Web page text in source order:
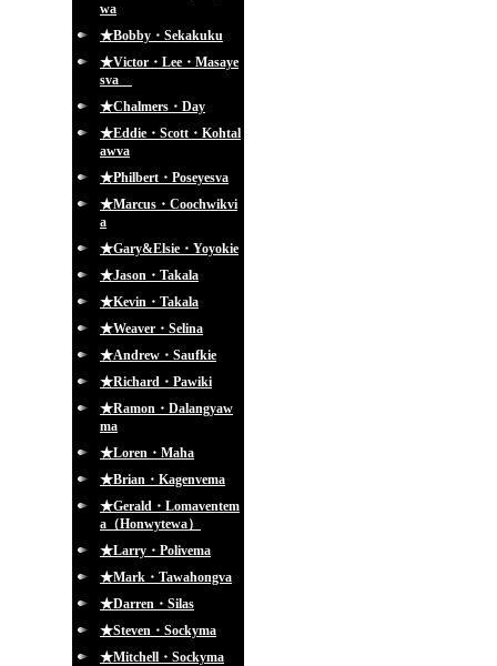
wa
★Bobby・Sekakuku
★Victor・Lee・Masaye
sva
★Chalmers・Day
★Eddie・Scott・Kohtal
awva
★Philbert・Poseyesva
★Marcus・Coochwikvi
a
★Gary&Elsie・Yoyokie
★Jason・Takala
★Kevin・Takala
★Weaver・Selina
★Andrew・Saufkie
★Richard・Pawiki
★Ramon・Dalangyaw
ma
★Loren・Maha
★Brian・Kagenvema
★Gerald・Lomaventem
a（Honwytewa）
★Larry・Polivema
★Mark・Tawahongva
★Darren・Silas
★Steven・Sockyma
★Mitchell・Sockyma